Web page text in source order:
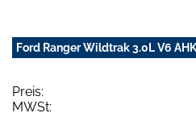
Ford Ranger Wildtrak 3.0L V6
Preis:
MWSt: